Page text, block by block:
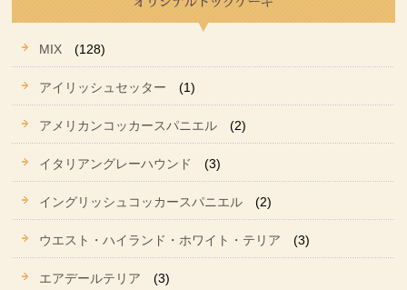
MIX (128)
アイリッシュセッター (1)
アメリカンコッカースパニエル (2)
イタリアングレーハウンド (3)
イングリッシュコッカースパニエル (2)
ウエスト・ハイランド・ホワイト・テリア (3)
エアデールテリア (3)